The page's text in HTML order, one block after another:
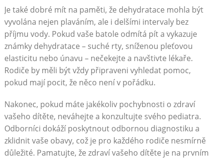
Je také dobré mít na paměti, že dehydratace mohla být
vyvolána nejen plaváním, ale i delšími intervaly bez
příjmu vody. Pokud vaše batole odmítá pít a vykazuje
známky dehydratace – suché rty, sníženou pleťovou
elasticitu nebo únavu – nečekejte a navštivte lékaře.
Rodiče by měli být vždy připraveni vyhledat pomoc,
pokud mají pocit, že něco není v pořádku.
Nakonec, pokud máte jakékoliv pochybnosti o zdraví
vašeho dítěte, neváhejte a konzultujte svého pediatra.
Odborníci dokáží poskytnout odbornou diagnostiku a
zklidnit vaše obavy, což je pro každého rodiče nesmírně
důležité. Pamatujte, že zdraví vašeho dítěte je na prvním